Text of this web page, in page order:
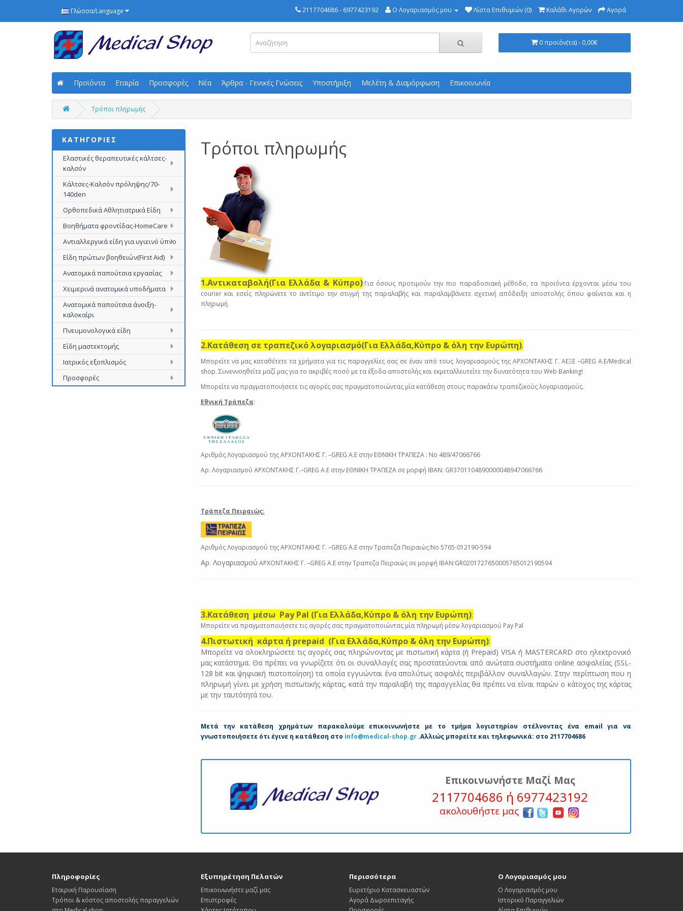
Γλώσσα/Language 2117704686 - 6977423192 Ο Λογαριασμός μου Λίστα Επιθυμιών (0) Καλάθι Αγορών Αγορά
0 προϊόν(τα) - 0,00€
Προϊόντα Εταιρία Προσφορές Νέα Άρθρα - Γενικές Γνώσεις Υποστήριξη Μελέτη & Διαμόρφωση Επικοινωνία
Τρόποι πληρωμής
ΚΑΤΗΓΟΡΙΕΣ
Ελαστικές θεραπευτικές κάλτσες-
καλσόν
Κάλτσες-Καλσόν πρόληψης/70-
140den
Ορθοπεδικά Αθλητιατρικά Είδη
Βοηθήματα φροντίδας-HomeCare
Αντιαλλεργικά είδη για υγιεινό ύπνο
Είδη πρώτων βοηθειών(First Aid)
Ανατομικά παπούτσια εργασίας
Χειμερινά ανατομικά υποδήματα
Ανατομικά παπούτσια άνοιξη-
καλοκαίρι
Πνευμονολογικά είδη
Είδη μαστεκτομής
Ιατρικός εξοπλισμός
Προσφορές
Τρόποι πληρωμής
1.Αντικαταβολή(Για Ελλάδα & Κύπρο):Για όσους προτιμούν την πιο παραδοσιακή μέθοδο, τα προϊόντα έρχονται μέσω του
courier και εσείς πληρώνετε το αντίτιμο την στιγμή της παραλαβής και παραλαμβάνετε σχετική απόδειξη αποστολής όπου φαίνεται και η
πληρωμή.
2.Κατάθεση σε τραπεζικό λογαριασμό(Για Ελλάδα,Κύπρο & όλη την Ευρώπη).
Μπορείτε να μας καταθέτετε τα χρήματα για τις παραγγελίες σας σε έναν από τους λογαριασμούς της ΑΡΧΟΝΤΑΚΗΣ Γ. ΑΕΞΕ –GREG A.E/Medical
shop. Συνεννοηθείτε μαζί μας για το ακριβές ποσό με τα έξοδα αποστολής και εκμεταλλευτείτε την δυνατότητα του Web Banking!
Μπορείτε να πραγματοποιήσετε τις αγορές σας πραγματοποιώντας μία κατάθεση στους παρακάτω τραπεζικούς λογαριασμούς.
Εθνική Τράπεζα:
Αριθμός Λογαριασμού της ΑΡΧΟΝΤΑΚΗΣ Γ. –GREG A.E στην ΕΘΝΙΚΗ ΤΡΑΠΕΖΑ : Νο 489/47066766
Αρ. Λογαριασμού ΑΡΧΟΝΤΑΚΗΣ Γ.–GREG A.E στην ΕΘΝΙΚΗ ΤΡΑΠΕΖΑ σε μορφή ΙΒΑΝ: GR3701104890000048947066766
Τράπεζα Πειραιώς:
Αριθμός Λογαριασμού της ΑΡΧΟΝΤΑΚΗΣ Γ. –GREG A.E στην Τραπεζα Πειραιώς:Νο 5765-012190-594
Αρ. Λογαριασμού ΑΡΧΟΝΤΑΚΗΣ Γ. –GREG A.E στην Τραπεζα Πειραιώς σε μορφή IBAN:GR0201727650005765012190594
3.Κατάθεση μέσω Pay Pal (Για Ελλάδα,Κύπρο & όλη την Ευρώπη):
Μπορείτε να πραγματοποιήσετε τις αγορές σας πραγματοποιώντας μία πληρωμή μέσω λογαριασμού Pay Pal
4.Πιστωτική κάρτα ή prepaid (Για Ελλάδα,Κύπρο & όλη την Ευρώπη):
Μπορείτε να ολοκληρώσετε τις αγορές σας πληρώνοντας με πιστωτική κάρτα (ή Prepaid) VISA ή MASTERCARD στο ηλεκτρονικό
μας κατάστημα. Θα πρέπει να γνωρίζετε ότι οι συναλλαγές σας προστατεύονται από ανώτατα συστήματα online ασφαλείας (SSL-
128 bit και ψηφιακή πιστοποίηση) τα οποία εγγυώνται ένα απολύτως ασφαλές περιβάλλον συναλλαγών. Στην περίπτωση που η
πληρωμή γίνει με χρήση πιστωτικής κάρτας, κατά την παραλαβή της παραγγελίας θα πρέπει να είναι παρών ο κάτοχος της κάρτας
με την ταυτότητά του.
Μετά την κατάθεση χρημάτων παρακαλούμε επικοινωνήστε με το τμήμα λογιστηρίου στέλνοντας ένα email για να
γνωστοποιήσετε ότι έγινε η κατάθεση στο info@medical-shop.gr.Αλλιώς μπορείτε και τηλεφωνικά: στο 2117704686
Επικοινωνήστε Μαζί Μας
2117704686 ή 6977423192
ακολουθήστε μας
Πληροφορίες
Εταιρική Παρουσίαση
Τρόποι & κόστος αποστολής παραγγελιών
Εξυπηρέτηση Πελατών
Επικοινωνήστε μαζί μας
Επιστροφές
Περισσότερα
Ευρετήριο Κατασκευαστών
Αγορά Δωροεπιταγής
Ο Λογαριασμός μου
Ο Λογαριασμός μου
Ιστορικό Παραγγελιών